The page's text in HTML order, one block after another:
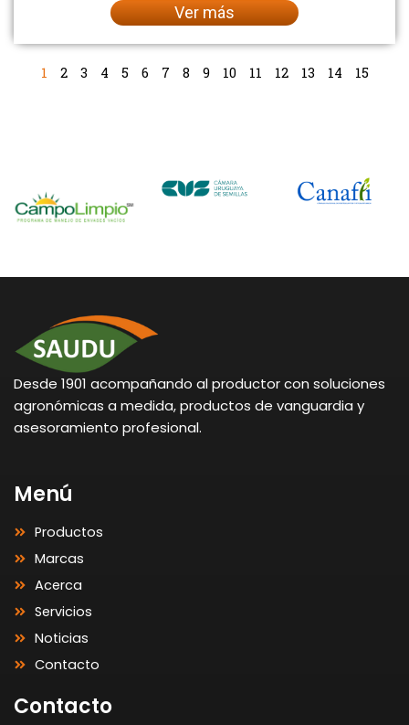
Ver más
1 2 3 4 5 6 7 8 9 10 11 12 13 14 15
Desde 1901 acompañando al productor con soluciones
agronómicas a medida, productos de vanguardia y
asesoramiento profesional.
Menú
Productos
Marcas
Acerca
Servicios
Noticias
Contacto
Contacto